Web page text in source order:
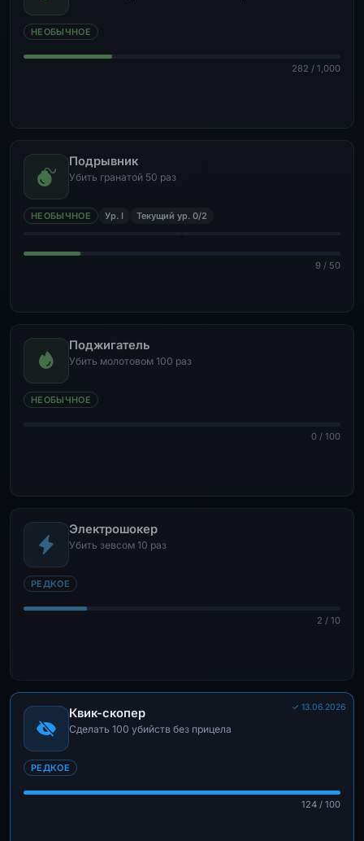
НЕОБЫЧНОЕ
282 / 1,000
Подрывник
Убить гранатой 50 раз
НЕОБЫЧНОЕ Ур. I Текущий ур. 0/2
9 / 50
Поджигатель
Убить молотовом 100 раз
НЕОБЫЧНОЕ
0 / 100
Электрошокер
Убить зевсом 10 раз
РЕДКОЕ
2 / 10
✓ 13.06.2026
Квик-скопер
Сделать 100 убийств без прицела
РЕДКОЕ
124 / 100